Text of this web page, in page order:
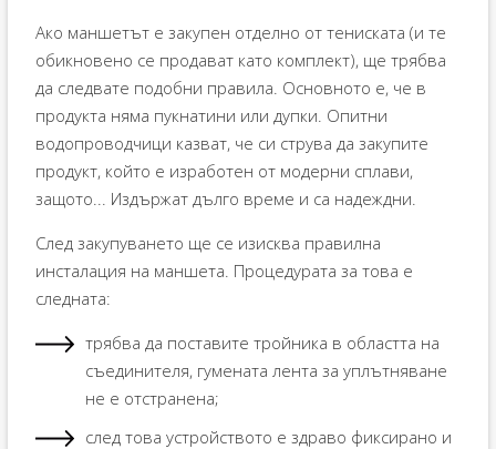
Ако маншетът е закупен отделно от тениската (и те
обикновено се продават като комплект), ще трябва
да следвате подобни правила. Основното е, че в
продукта няма пукнатини или дупки. Опитни
водопроводчици казват, че си струва да закупите
продукт, който е изработен от модерни сплави,
защото... Издържат дълго време и са надеждни.
След закупуването ще се изисква правилна
инсталация на маншета. Процедурата за това е
следната:
трябва да поставите тройника в областта на
съединителя, гумената лента за уплътняване
не е отстранена;
след това устройството е здраво фиксирано и